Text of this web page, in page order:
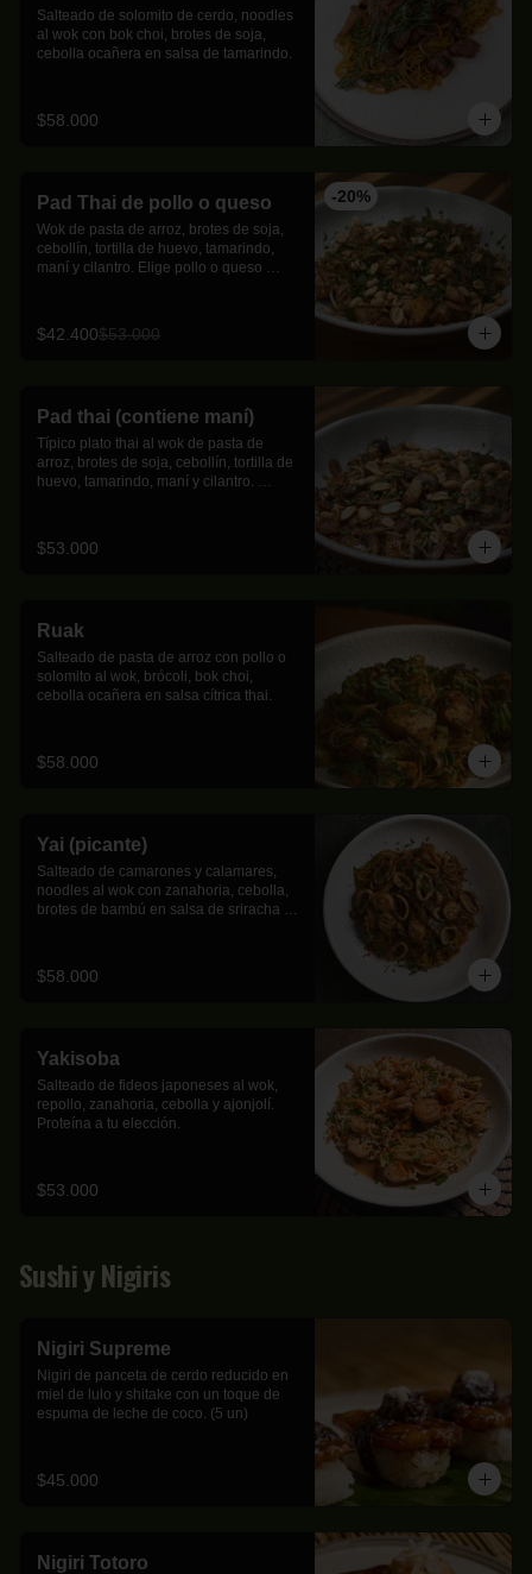
Salteado de solomito de cerdo, noodles
al wok con bok choi, brotes de soja,
cebolla ocañera en salsa de tamarindo.
$58.000
-20%
Pad Thai de pollo o queso
Wok de pasta de arroz, brotes de soja,
cebollín, tortilla de huevo, tamarindo,
maní y cilantro. Elige pollo o queso
$42.400$53.000
Pad thai (contiene maní)
Típico plato thai al wok de pasta de
arroz, brotes de soja, cebollín, tortilla de
huevo, tamarindo, maní y cilantro.
$53.000
Ruak
Salteado de pasta de arroz con pollo o
solomito al wok, brócoli, bok choi,
cebolla ocañera en salsa cítrica thai.
$58.000
Yai (picante)
Salteado de camarones y calamares,
noodles al wok con zanahoria, cebolla,
brotes de bambú en salsa de sriracha y
$58.000
Yakisoba
Salteado de fideos japoneses al wok,
repollo, zanahoria, cebolla y ajonjolí.
Proteína a tu elección.
$53.000
Sushi y Nigiris
Nigiri Supreme
Nigiri de panceta de cerdo reducido en
miel de lulo y shitake con un toque de
espuma de leche de coco. (5 un)
$45.000
Nigiri Totoro